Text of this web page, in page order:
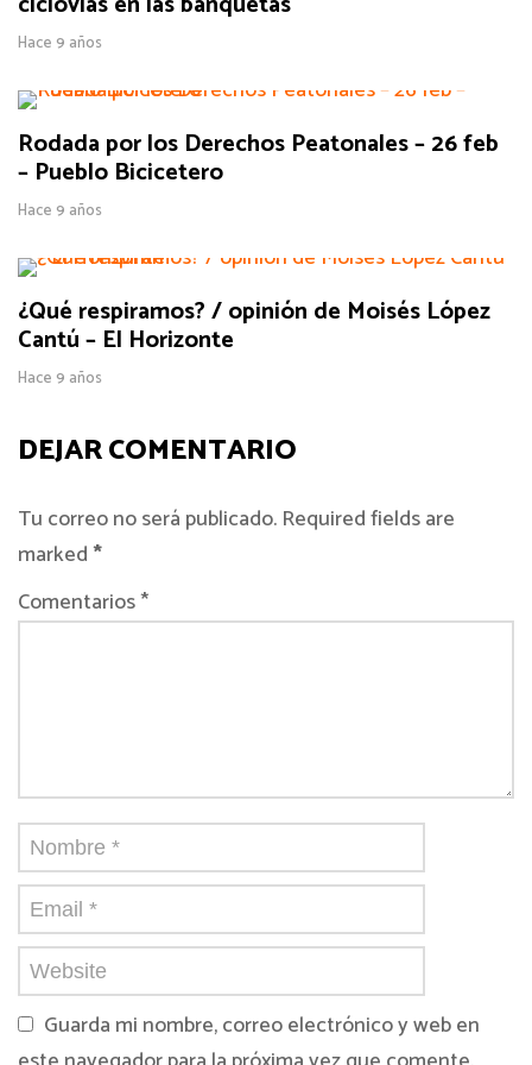
Hace 9 años
Rodada por los Derechos Peatonales – 26 feb
– Pueblo Bicicetero
Hace 9 años
¿Qué respiramos? / opinión de Moisés López
Cantú – El Horizonte
Hace 9 años
DEJAR COMENTARIO
Tu correo no será publicado. Required fields are
marked*
Comentarios *
Guarda mi nombre, correo electrónico y web en